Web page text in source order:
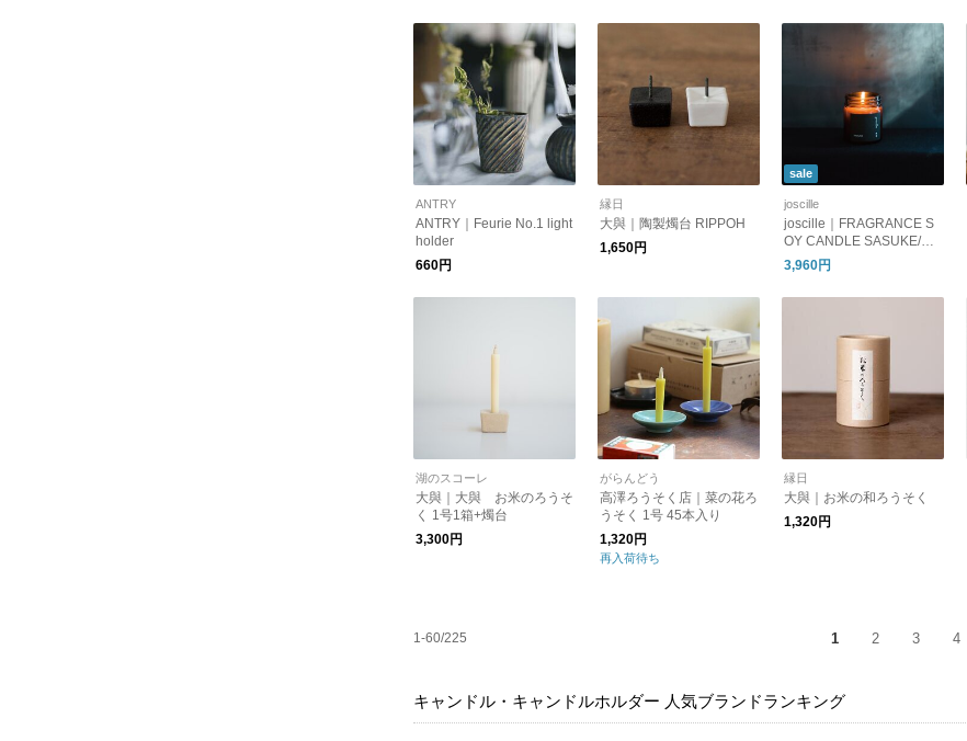
ANTRY
ANTRY｜Feurie No.1 light
holder
660円
縁日
大與｜陶製燭台 RIPPOH
1,650円
sale
joscille
joscille｜FRAGRANCE S
OY CANDLE SASUKE/キ
ャンドル
3,960円
湖のスコーレ
大與｜大與 お米のろうそ
く 1号1箱+燭台
3,300円
がらんどう
高澤ろうそく店｜菜の花ろ
うそく 1号 45本入り
1,320円
再入荷待ち
縁日
大與｜お米の和ろうそく
1,320円
1-60/225 1 2 3 4
キャンドル・キャンドルホルダー 人気ブランドランキング